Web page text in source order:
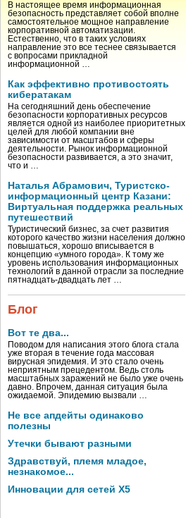
В настоящее время информационная
безопасность представляет собой вполне
самостоятельное мощное направление
корпоративной автоматизации.
Естественно, что в таких условиях
направление это все теснее связывается
с вопросами прикладной
информационной …
Как эффективно противостоять
кибератакам
На сегодняшний день обеспечение
безопасности корпоративных ресурсов
является одной из наиболее приоритетных
целей для любой компании вне
зависимости от масштабов и сферы
деятельности. Рынок информационной
безопасности развивается, а это значит,
что и …
Наталья Абрамович, Туристско-
информационный центр Казани:
Виртуальная поддержка реальных
путешествий
Туристический бизнес, за счет развития
которого качество жизни населения должно
повышаться, хорошо вписывается в
концепцию «умного города». К тому же
уровень использования информационных
технологий в данной отрасли за последние
пятнадцать-двадцать лет …
Блог
Вот те два...
Поводом для написания этого блога стала
уже вторая в течение года массовая
вирусная эпидемия. И это стало очень
неприятным прецедентом. Ведь столь
масштабных заражений не было уже очень
давно. Впрочем, данная ситуация была
ожидаемой. Эпидемию вызвали …
Не все апдейты одинаково
полезны
Утечки бывают разными
Здравствуй, племя младое,
незнакомое...
Инновации для сетей X5